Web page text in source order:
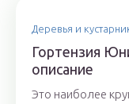
Деревья и
Гортензия
описание
Это наиболее